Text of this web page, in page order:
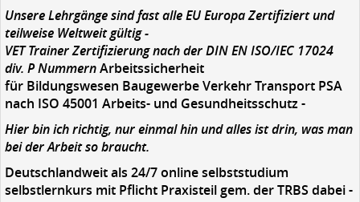
Unsere Lehrgänge sind fast alle EU Europa Zertifiziert und
teilweise Weltweit gültig -
VET Trainer Zertifizierung nach der DIN EN ISO/IEC 17024
div. P NummernArbeitssicherheit
für Bildungswesen Baugewerbe Verkehr Transport PSA
nach ISO 45001 Arbeits- und Gesundheitsschutz -
Hier bin ich richtig, nur einmal hin und alles ist drin, was man
bei der Arbeit so braucht.
Deutschlandweit als 24/7 online selbststudium
selbstlernkurs mit Pflicht Praxisteil gem. der TRBS dabei -